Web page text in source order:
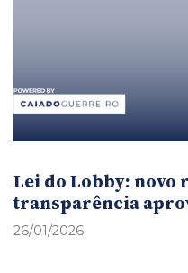
Lei do Lobby: novo
transparência
26/01/2026